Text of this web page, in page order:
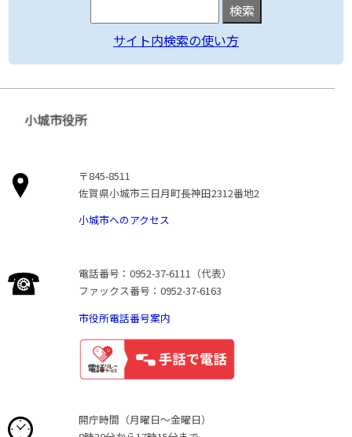
サイト内検索の使い方
小城市役所
〒845-8511
佐賀県小城市三日月町長神田2312番地2
小城市へのアクセス
電話番号：0952-37-6111（代表）
ファックス番号：0952-37-6163
市役所電話番号案内
開庁時間（月曜日〜金曜日）